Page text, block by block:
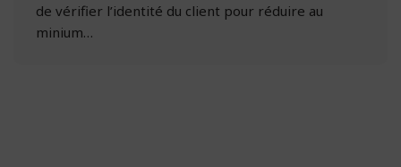
de vérifier l’identité du client pour réduire au
minium…